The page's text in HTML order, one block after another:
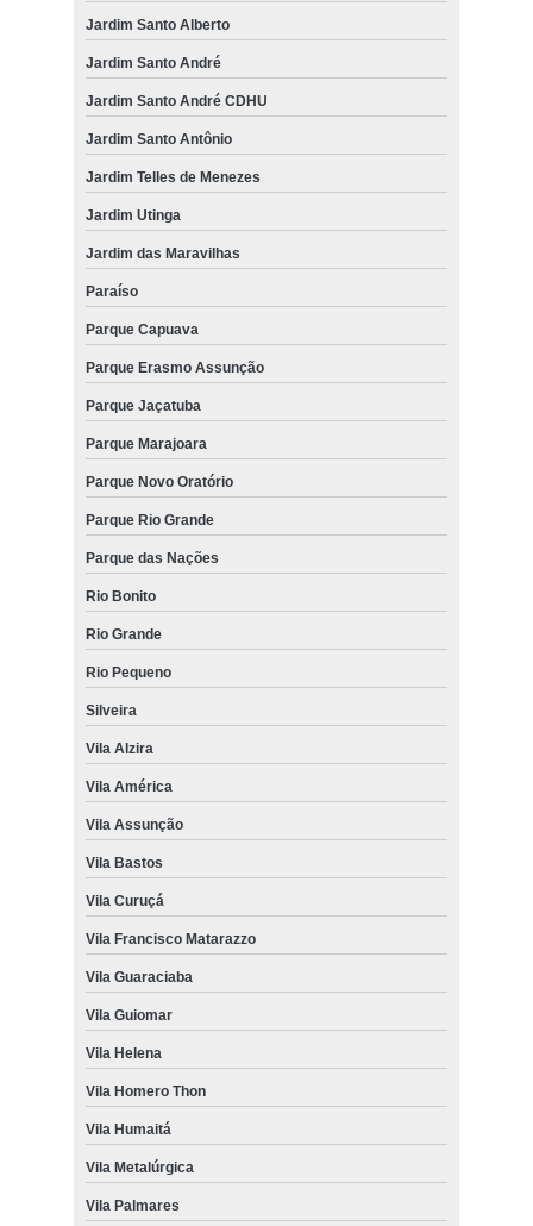
Jardim Santo Alberto
Jardim Santo André
Jardim Santo André CDHU
Jardim Santo Antônio
Jardim Telles de Menezes
Jardim Utinga
Jardim das Maravilhas
Paraíso
Parque Capuava
Parque Erasmo Assunção
Parque Jaçatuba
Parque Marajoara
Parque Novo Oratório
Parque Rio Grande
Parque das Nações
Rio Bonito
Rio Grande
Rio Pequeno
Silveira
Vila Alzira
Vila América
Vila Assunção
Vila Bastos
Vila Curuçá
Vila Francisco Matarazzo
Vila Guaraciaba
Vila Guiomar
Vila Helena
Vila Homero Thon
Vila Humaitá
Vila Metalúrgica
Vila Palmares